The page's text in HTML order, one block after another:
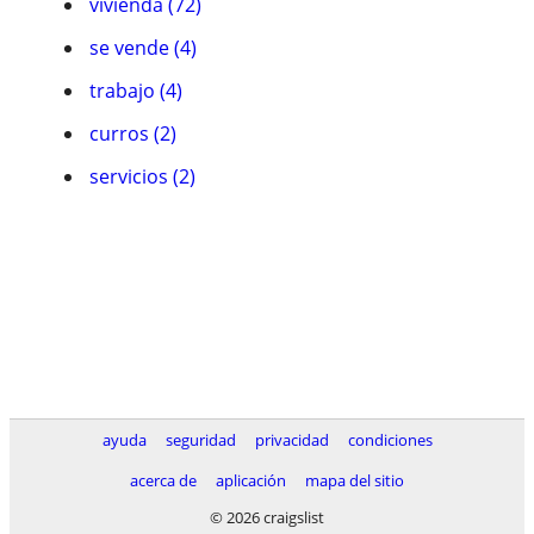
se vende (4)
trabajo (4)
curros (2)
servicios (2)
ayuda seguridad privacidad
condiciones
acerca de
aplicación
mapa del sitio
© 2026 craigslist